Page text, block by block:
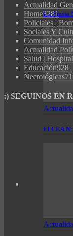
La Fiesta
El CEA
Actualidad
Home3281
Policiales |
Sociales Y
Comunidad
Actualidad
Salud | Hospital
Educación928
Necrológicas
:) SEGUINOS EN